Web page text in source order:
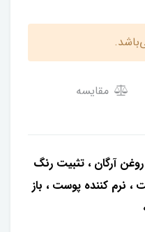
مقایسه
آرگان ، تثبیت رنگ
، نرم کننده پوست ، باز